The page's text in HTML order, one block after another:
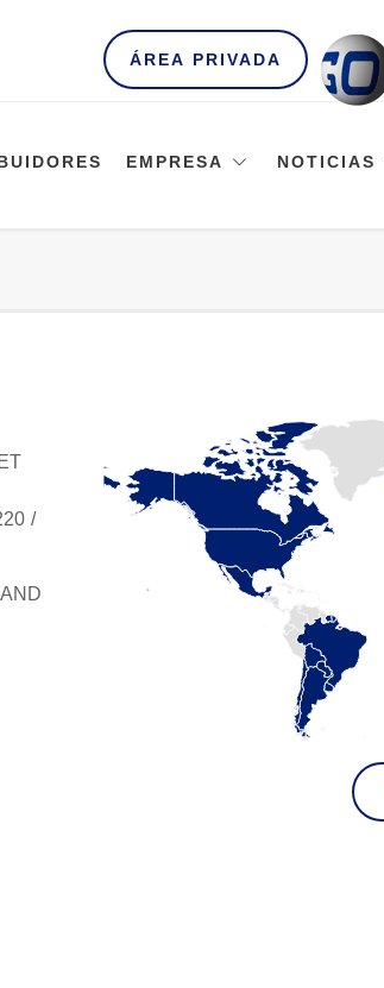
ÁREA PRIVADA
EMPRESA NOTICIAS
/